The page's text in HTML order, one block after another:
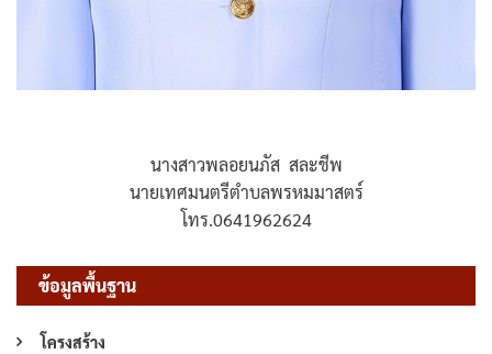
นางสาวพลอยนภัส สละชีพ
นายเทศมนตรีตำบลพรหมมาสตร์
โทร.0641962624
ข้อมูลพื้นฐาน
โครงสร้าง